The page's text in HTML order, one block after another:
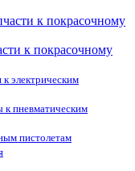
к покрасочному
электрическим
к пневматическим
пистолетам